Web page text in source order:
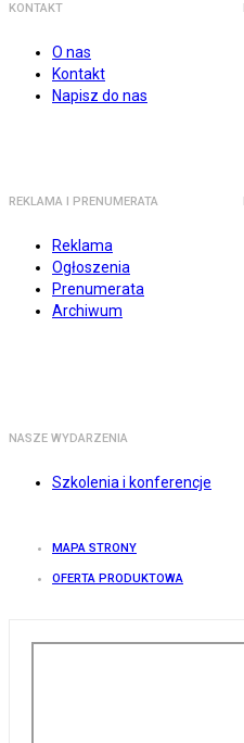
KONTAKT
O nas
Kontakt
Napisz do nas
REKLAMA I PRENUMERATA
Reklama
Ogłoszenia
Prenumerata
Archiwum
NASZE WYDARZENIA
Szkolenia i konferencje
MAPA STRONY
OFERTA PRODUKTOWA